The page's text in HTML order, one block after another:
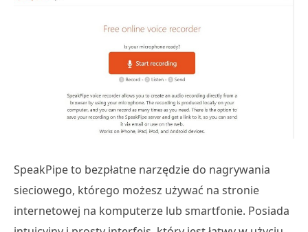
SpeakPipe to bezpłatne narzędzie do nagrywania
sieciowego, którego możesz używać na stronie
internetowej na komputerze lub smartfonie. Posiada